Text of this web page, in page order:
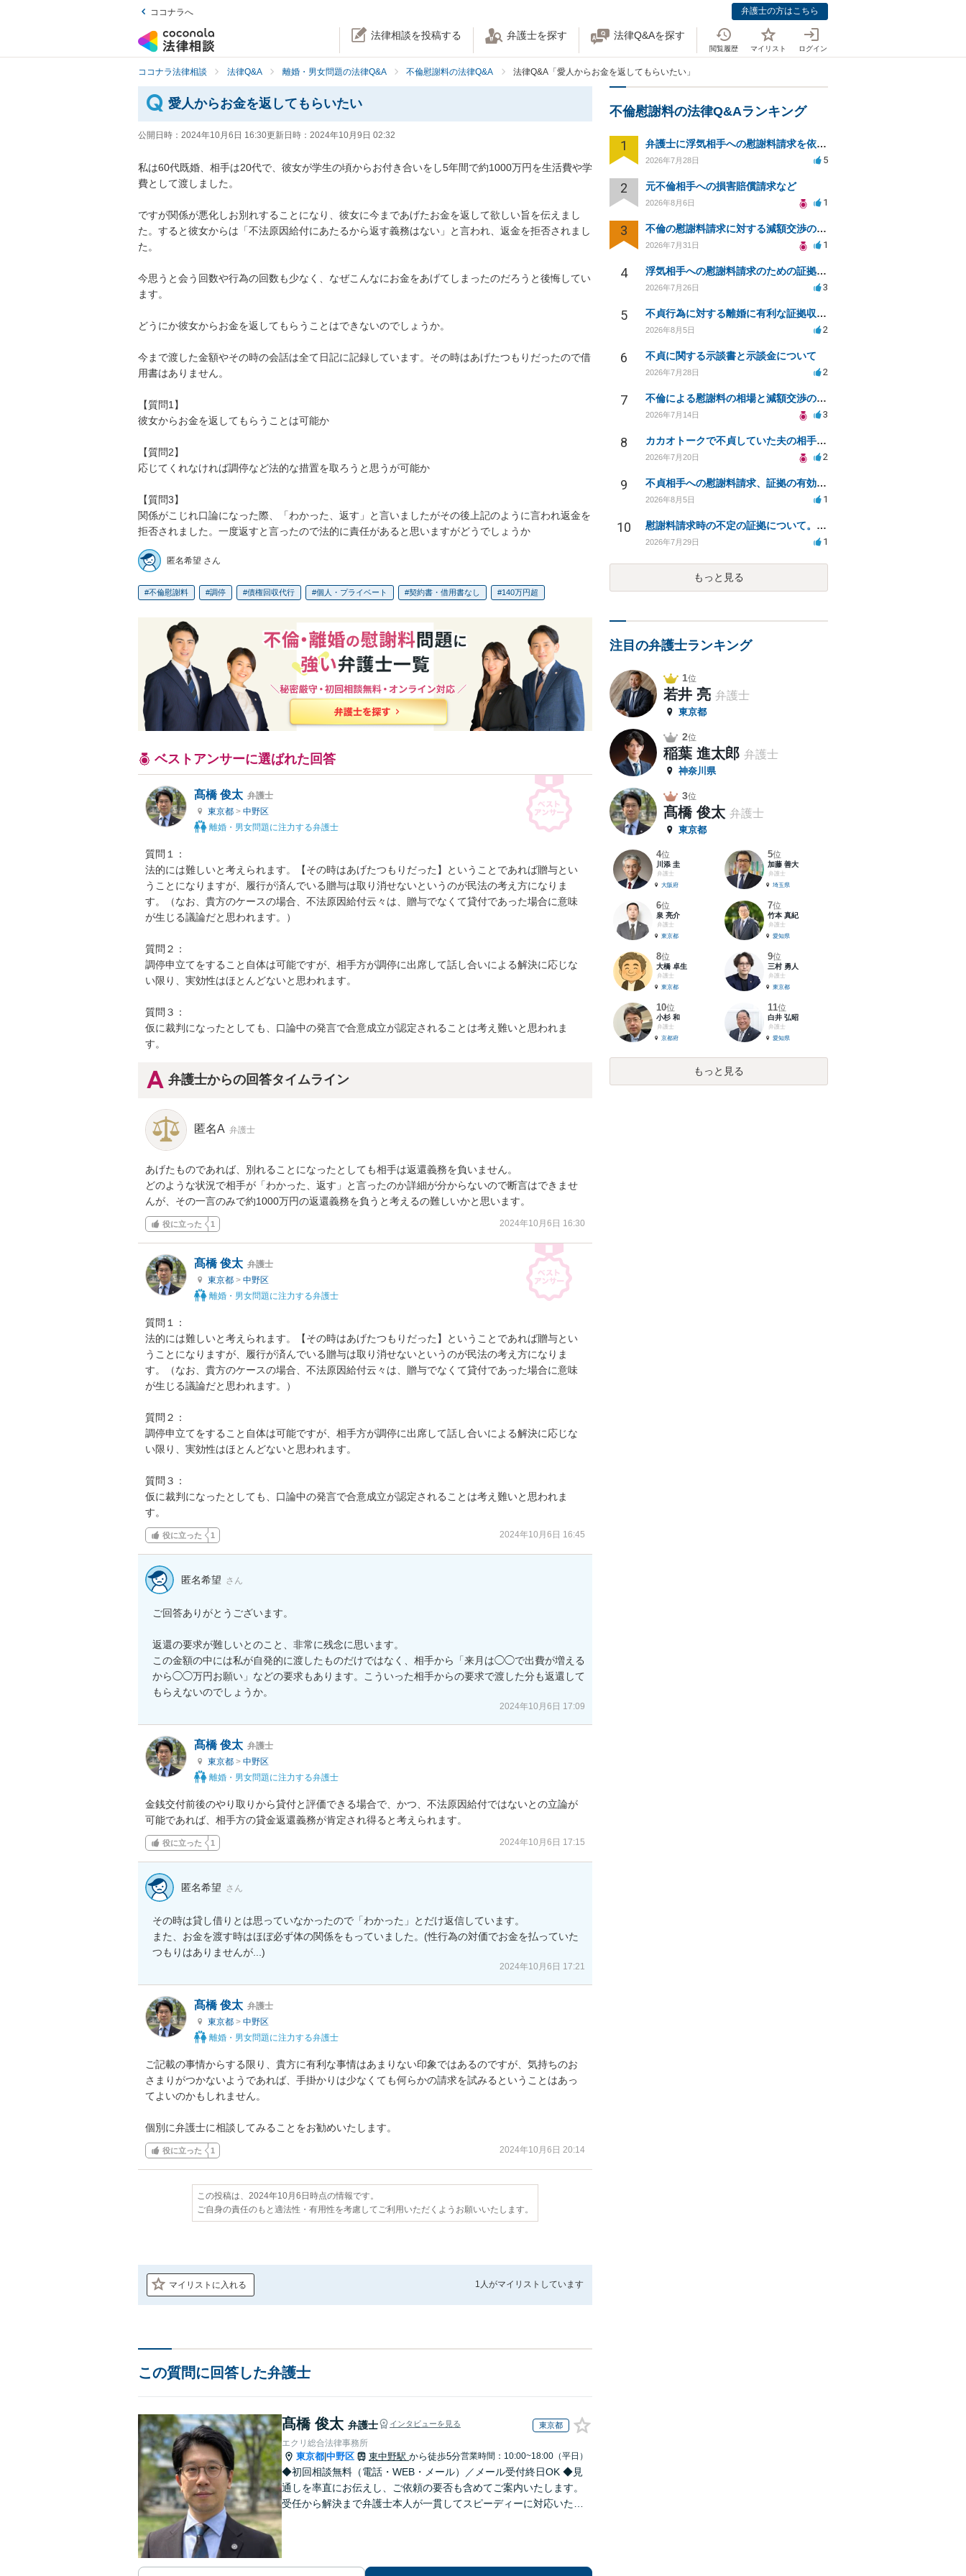
ココナラへ 弁護士の方はこちら
法律相談を投稿する 弁護士を探す 法律Q&Aを探す
閲覧履歴 マイリスト ログイン
ココナラ法律相談 法律Q&A 離婚・男女問題の法律Q&A 不倫慰謝料の法律Q&A 法律Q&A「愛人からお金を返してもらいたい」
愛人からお金を返してもらいたい
公開日時： 2024年10月6日 16:30更新日時： 2024年10月9日 02:32
私は60代既婚、相手は20代で、彼女が学生の頃からお付き合いをし5年間で約1000万円を生活費や学
費として渡しました。
ですが関係が悪化しお別れすることになり、彼女に今まであげたお金を返して欲しい旨を伝えまし
た。すると彼女からは「不法原因給付にあたるから返す義務はない」と言われ、返金を拒否されまし
た。
今思うと会う回数や行為の回数も少なく、なぜこんなにお金をあげてしまったのだろうと後悔してい
ます。
どうにか彼女からお金を返してもらうことはできないのでしょうか。
今まで渡した金額やその時の会話は全て日記に記録しています。その時はあげたつもりだったので借
用書はありません。
【質問1】
彼女からお金を返してもらうことは可能か
【質問2】
応じてくれなければ調停など法的な措置を取ろうと思うが可能か
【質問3】
関係がこじれ口論になった際、「わかった、返す」と言いましたがその後上記のように言われ返金を
拒否されました。一度返すと言ったので法的に責任があると思いますがどうでしょうか
匿名希望 さん
不倫慰謝料 調停 債権回収代行 個人・プライベート 契約書・借用書なし 140万円超
ベストアンサーに選ばれた回答
髙橋 俊太 弁護士
東京都 > 中野区
離婚・男女問題に注力する弁護士
質問１：
法的には難しいと考えられます。【その時はあげたつもりだった】ということであれば贈与とい
うことになりますが、履行が済んでいる贈与は取り消せないというのが民法の考え方になりま
す。（なお、貴方のケースの場合、不法原因給付云々は、贈与でなくて貸付であった場合に意味
が生じる議論だと思われます。）
質問２：
調停申立てをすること自体は可能ですが、相手方が調停に出席して話し合いによる解決に応じな
い限り、実効性はほとんどないと思われます。
質問３：
仮に裁判になったとしても、口論中の発言で合意成立が認定されることは考え難いと思われま
す。
弁護士からの回答タイムライン
匿名A 弁護士
あげたものであれば、別れることになったとしても相手は返還義務を負いません。
どのような状況で相手が「わかった、返す」と言ったのか詳細が分からないので断言はできませ
んが、その一言のみで約1000万円の返還義務を負うと考えるの難しいかと思います。
役に立った 1 2024年10月6日 16:30
髙橋 俊太 弁護士
東京都 > 中野区
離婚・男女問題に注力する弁護士
質問１：
法的には難しいと考えられます。【その時はあげたつもりだった】ということであれば贈与とい
うことになりますが、履行が済んでいる贈与は取り消せないというのが民法の考え方になりま
す。（なお、貴方のケースの場合、不法原因給付云々は、贈与でなくて貸付であった場合に意味
が生じる議論だと思われます。）
質問２：
調停申立てをすること自体は可能ですが、相手方が調停に出席して話し合いによる解決に応じな
い限り、実効性はほとんどないと思われます。
質問３：
仮に裁判になったとしても、口論中の発言で合意成立が認定されることは考え難いと思われま
す。
役に立った 1 2024年10月6日 16:45
匿名希望 さん
ご回答ありがとうございます。
返還の要求が難しいとのこと、非常に残念に思います。
この金額の中には私が自発的に渡したものだけではなく、相手から「来月は◯◯で出費が増える
から◯◯万円お願い」などの要求もあります。こういった相手からの要求で渡した分も返還して
もらえないのでしょうか。
2024年10月6日 17:09
髙橋 俊太 弁護士
東京都 > 中野区
離婚・男女問題に注力する弁護士
金銭交付前後のやり取りから貸付と評価できる場合で、かつ、不法原因給付ではないとの立論が
可能であれば、相手方の貸金返還義務が肯定され得ると考えられます。
役に立った 1 2024年10月6日 17:15
匿名希望 さん
その時は貸し借りとは思っていなかったので「わかった」とだけ返信しています。
また、お金を渡す時はほぼ必ず体の関係をもっていました。(性行為の対価でお金を払っていた
つもりはありませんが...)
2024年10月6日 17:21
髙橋 俊太 弁護士
東京都 > 中野区
離婚・男女問題に注力する弁護士
ご記載の事情からする限り、貴方に有利な事情はあまりない印象ではあるのですが、気持ちのお
さまりがつかないようであれば、手掛かりは少なくても何らかの請求を試みるということはあっ
てよいのかもしれません。
個別に弁護士に相談してみることをお勧めいたします。
役に立った 1 2024年10月6日 20:14
この投稿は、2024年10月6日時点の情報です。
ご自身の責任のもと適法性・有用性を考慮してご利用いただくようお願いいたします。
マイリストに入れる 1人がマイリストしています
この質問に回答した弁護士
髙橋 俊太 弁護士 インタビューを見る 東京都
エクリ総合法律事務所
東京都 中野区 東中野駅 から徒歩5分営業時間：10:00~18:00（平日）
◆初回相談無料（電話・WEB・メール）／メール受付終日OK ◆見
通しを率直にお伝えし、ご依頼の要否も含めてご案内いたします。
受任から解決まで弁護士本人が一貫してスピーディーに対応いたし
不倫慰謝料の法律Q&Aランキング
1 弁護士に浮気相手への慰謝料請求を依頼する費用相場は？
2026年7月28日 5
2 元不倫相手への損害賠償請求など
2026年8月6日 1
3 不倫の慰謝料請求に対する減額交渉の可能性と対策
2026年7月31日 1
4 浮気相手への慰謝料請求のための証拠集めと探偵選び
2026年7月26日 3
5 不貞行為に対する離婚に有利な証拠収集方法と法的手続きについて
2026年8月5日 2
6 不貞に関する示談書と示談金について
2026年7月28日 2
7 不倫による慰謝料の相場と減額交渉の可能性について
2026年7月14日 3
8 カカオトークで不貞していた夫の相手を特定したい
2026年7月20日 2
9 不貞相手への慰謝料請求、証拠の有効性と対応方法は？
2026年8月5日 1
10 慰謝料請求時の不定の証拠について。効力があるのか知りたい。
2026年7月29日 1
もっと見る
注目の弁護士ランキング
1位
若井 亮 弁護士
東京都
2位
稲葉 進太郎 弁護士
神奈川県
3位
髙橋 俊太 弁護士
東京都
4位
川添 圭
弁護士
大阪府
5位
加藤 善大
弁護士
埼玉県
6位
泉 亮介
弁護士
東京都
7位
竹本 真紀
弁護士
愛知県
8位
大橋 卓生
弁護士
東京都
9位
三村 勇人
弁護士
東京都
10位
小杉 和
弁護士
京都府
11位
白井 弘昭
弁護士
愛知県
もっと見る